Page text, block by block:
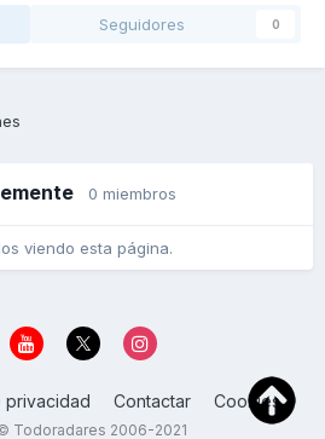
Seguidores 0
0 miembros
viendo esta página.
privacidad Contactar Cookies
Todoradares 2006-2021